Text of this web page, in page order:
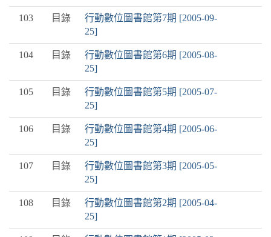
103 目錄
行動數位圖書館第7期 [2005-09-
25]
104 目錄
行動數位圖書館第6期 [2005-08-
25]
105 目錄
行動數位圖書館第5期 [2005-07-
25]
106 目錄
行動數位圖書館第4期 [2005-06-
25]
107 目錄
行動數位圖書館第3期 [2005-05-
25]
108 目錄
行動數位圖書館第2期 [2005-04-
25]